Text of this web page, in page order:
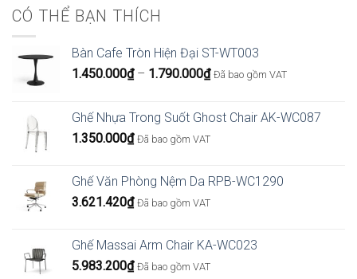
CÓ THỂ BẠN THÍCH
Bàn Cafe Tròn Hiện Đại ST-WT003
1.450.000₫ – 1.790.000₫Khoảng
1.450.000₫
đến
Đã bao gồm VAT
Ghế Nhựa Trong Suốt Ghost Chair AK-WC087
1.350.000₫ Đã bao gồm VAT
Ghế Văn Phòng Nệm Da RPB-WC1290
3.621.420₫ Đã bao gồm VAT
Ghế Massai Arm Chair KA-WC023
5.983.200₫ Đã bao gồm VAT